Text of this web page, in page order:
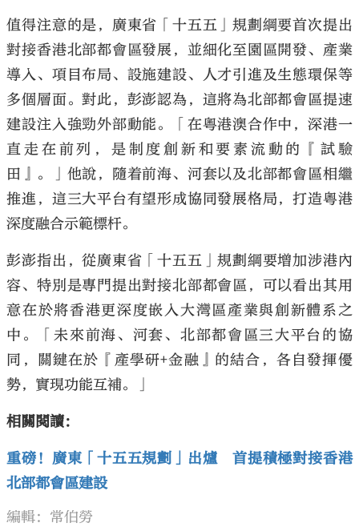
值得注意的是，廣東省「十五五」規劃綱要首次提出
對接香港北部都會區發展，並細化至園區開發、產業
導入、項目布局、設施建設、人才引進及生態環保等
多個層面。對此，彭澎認為，這將為北部都會區提速
建設注入強勁外部動能。「在粵港澳合作中，深港一
直走在前列，是制度創新和要素流動的『試驗
田』。」他說，隨着前海、河套以及北部都會區相繼
推進，這三大平台有望形成協同發展格局，打造粵港
深度融合示範標杆。
彭澎指出，從廣東省「十五五」規劃綱要增加涉港內
容、特別是專門提出對接北部都會區，可以看出其用
意在於將香港更深度嵌入大灣區產業與創新體系之
中。「未來前海、河套、北部都會區三大平台的協
同，關鍵在於『產學研+金融』的結合，各自發揮優
勢，實現功能互補。」
相關閱讀：
重磅！廣東「十五五規劃」出爐 首提積極對接香港
北部都會區建設
編輯：常伯勞